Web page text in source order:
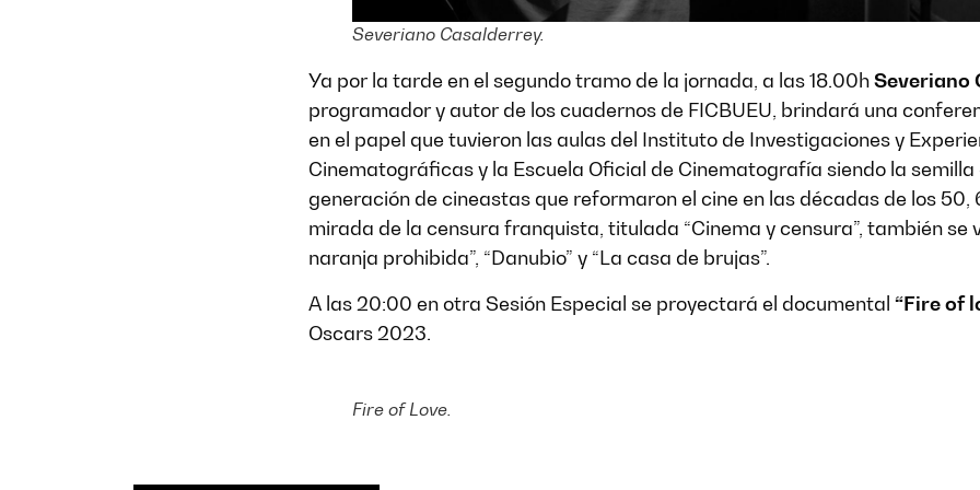
Severiano Casalderrey.
Ya por la tarde en el segundo tramo de la jornada, a las 18.00hSeveriano
programador y autor de los cuadernos de FICBUEU, brindará una
en el papel que tuvieron las aulas del Instituto de Investigaciones y
Cinematográficas y la Escuela Oficial de Cinematografía siendo la semilla
generación de cineastas que reformaron el cine en las décadas de los 50,
mirada de la censura franquista, titulada “Cinema y censura”, también se
naranja prohibida”, “Danubio” y “La casa de brujas”.
A las 20:00 en otra Sesión Especial se proyectará el documental “Fire of
Oscars 2023.
Fire of Love.